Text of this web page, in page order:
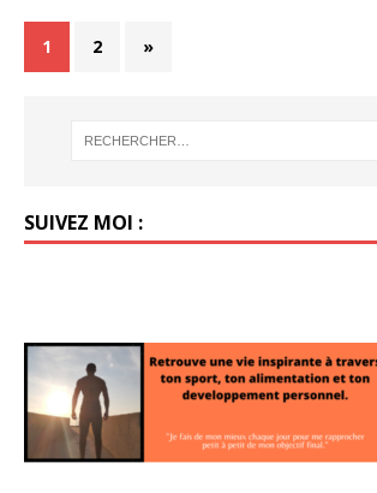
1 2 »
SUIVEZ MOI :